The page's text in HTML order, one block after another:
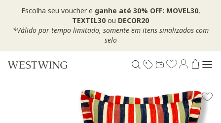
Escolha seu voucher e ganhe até 30% OFF: MOVEL30,
TEXTIL30 ou DECOR20
*Válido por tempo limitado, somente em itens sinalizados com
selo